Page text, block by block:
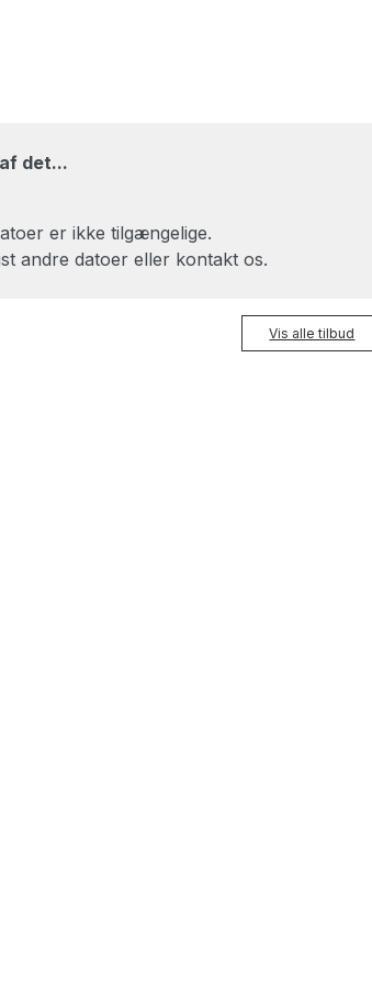
det...
er ikke tilgængelige.
andre datoer eller kontakt os.
Vis alle tilbud